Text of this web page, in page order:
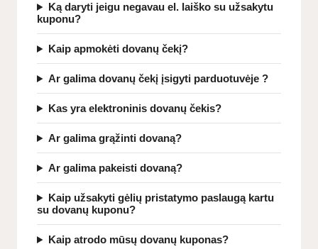
Ką daryti jeigu negavau el. laiško su užsakytu
kuponu?
Kaip apmokėti dovanų čekį?
Ar galima dovanų čekį įsigyti parduotuvėje ?
Kas yra elektroninis dovanų čekis?
Ar galima grąžinti dovaną?
Ar galima pakeisti dovaną?
Kaip užsakyti gėlių pristatymo paslaugą kartu
su dovanų kuponu?
Kaip atrodo mūsų dovanų kuponas?